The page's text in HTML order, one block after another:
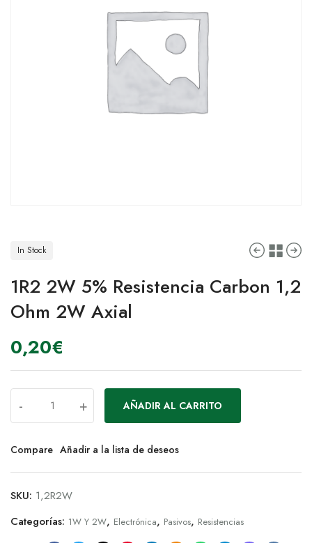
In Stock
1R2 2W 5% Resistencia Carbon 1,2
Ohm 2W Axial
0,20€
- + AÑADIR AL CARRITO
Compare Añadir a la lista de deseos
SKU: 1,2R2W
Categorías: 1W Y 2W, Electrónica, Pasivos, Resistencias